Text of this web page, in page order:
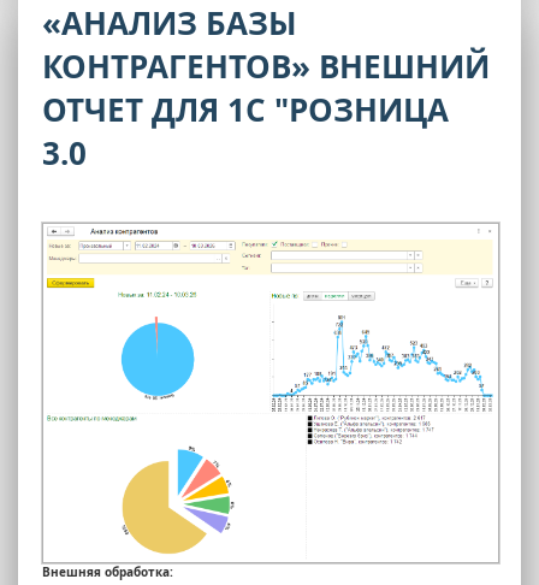
«АНАЛИЗ БАЗЫ
КОНТРАГЕНТОВ» ВНЕШНИЙ
ОТЧЕТ ДЛЯ 1С "РОЗНИЦА
3.0
Внешняя обработка: